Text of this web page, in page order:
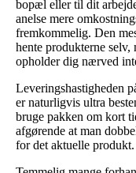
bopæl eller til dit
anelse mere
fremkommelig. Den
hente produkterne
opholder dig nærved
Leveringshastigheden
er naturligvis ultra
bruge pakken om kort
afgørende at man
for det aktuelle produkt.